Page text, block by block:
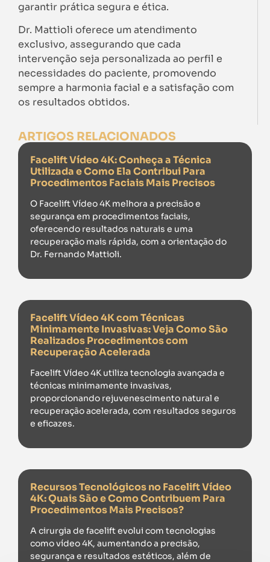
garantir prática segura e ética.
Dr. Mattioli oferece um atendimento
exclusivo, assegurando que cada
intervenção seja personalizada ao perfil e
necessidades do paciente, promovendo
sempre a harmonia facial e a satisfação com
os resultados obtidos.
ARTIGOS RELACIONADOS
Facelift Vídeo 4K: Conheça a Técnica
Utilizada e Como Ela Contribui Para
Procedimentos Faciais Mais Precisos
O Facelift Vídeo 4K melhora a precisão e
segurança em procedimentos faciais,
oferecendo resultados naturais e uma
recuperação mais rápida, com a orientação do
Dr. Fernando Mattioli.
Facelift Vídeo 4K com Técnicas
Minimamente Invasivas: Veja Como São
Realizados Procedimentos com
Recuperação Acelerada
Facelift Vídeo 4K utiliza tecnologia avançada e
técnicas minimamente invasivas,
proporcionando rejuvenescimento natural e
recuperação acelerada, com resultados seguros
e eficazes.
Recursos Tecnológicos no Facelift Vídeo
4K: Quais São e Como Contribuem Para
Procedimentos Mais Precisos?
A cirurgia de facelift evolui com tecnologias
como vídeo 4K, aumentando a precisão,
segurança e resultados estéticos, além de